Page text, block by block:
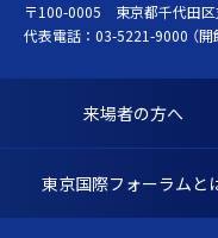
K
Y
O
N
〒100-0005 東京都千代田
代表電話： 03-5221-9000 （
来場者の方へ
東京国際フォーラムと